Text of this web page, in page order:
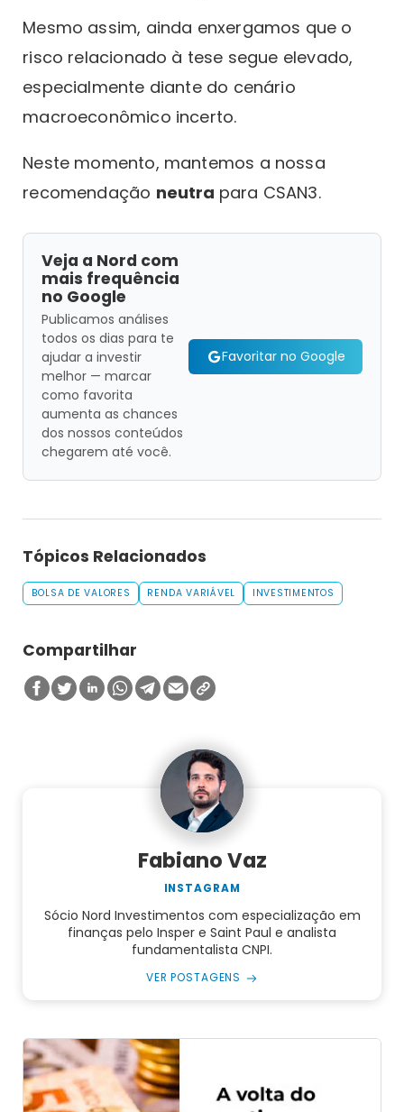
Mesmo assim, ainda enxergamos que o
risco relacionado à tese segue elevado,
especialmente diante do cenário
macroeconômico incerto.
Neste momento, mantemos a nossa
recomendação neutra para CSAN3.
Veja a Nord com
mais frequência
no Google
Publicamos análises
todos os dias para te
ajudar a investir
melhor — marcar
como favorita
aumenta as chances
dos nossos conteúdos
chegarem até você.
Favoritar no Google
Tópicos Relacionados
BOLSA DE VALORES RENDA VARIÁVEL INVESTIMENTOS
Compartilhar
Fabiano Vaz
INSTAGRAM
Sócio Nord Investimentos com especialização em
finanças pelo Insper e Saint Paul e analista
fundamentalista CNPI.
VER POSTAGENS